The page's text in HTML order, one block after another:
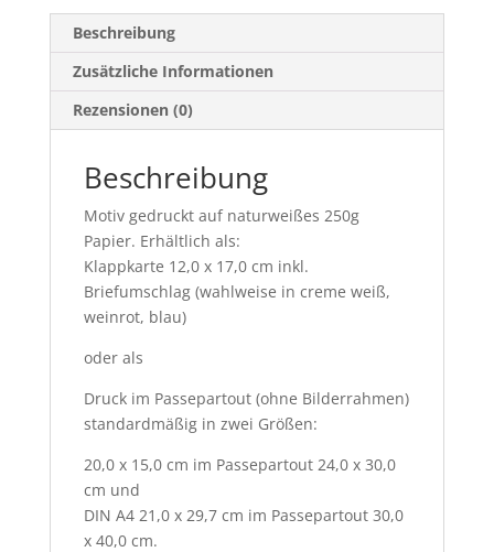
Beschreibung
Zusätzliche Informationen
Rezensionen (0)
Beschreibung
Motiv gedruckt auf naturweißes 250g
Papier. Erhältlich als:
Klappkarte 12,0 x 17,0 cm inkl.
Briefumschlag (wahlweise in creme weiß,
weinrot, blau)
oder als
Druck im Passepartout (ohne Bilderrahmen)
standardmäßig in zwei Größen:
20,0 x 15,0 cm im Passepartout 24,0 x 30,0
cm und
DIN A4 21,0 x 29,7 cm im Passepartout 30,0
x 40,0 cm.